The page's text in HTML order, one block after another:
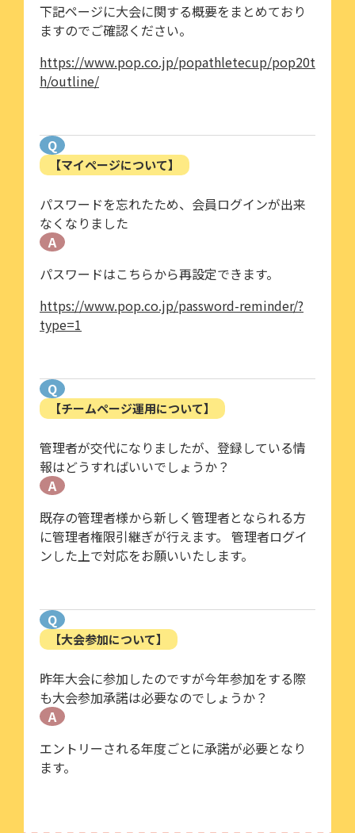
下記ページに大会に関する概要をまとめており
ますのでご確認ください。
https://www.pop.co.jp/popathletecup/pop20t
h/outline/
Q
【マイページについて】
パスワードを忘れたため、会員ログインが出来
なくなりました
A
パスワードはこちらから再設定できます。
https://www.pop.co.jp/password-reminder/?
type=1
Q
【チームページ運用について】
管理者が交代になりましたが、登録している情
報はどうすればいいでしょうか？
A
既存の管理者様から新しく管理者となられる方
に管理者権限引継ぎが行えます。 管理者ログイ
ンした上で対応をお願いいたします。
Q
【大会参加について】
昨年大会に参加したのですが今年参加をする際
も大会参加承諾は必要なのでしょうか？
A
エントリーされる年度ごとに承諾が必要となり
ます。